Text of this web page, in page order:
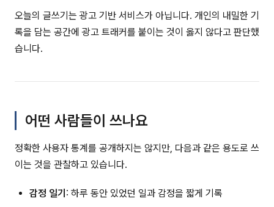
오늘의 글쓰기는 광고 기반 서비스가 아닙니다. 개인의 내밀한 기
록을 담는 공간에 광고 트래커를 붙이는 것이 옳지 않다고 판단했
습니다.
어떤 사람들이 쓰나요
정확한 사용자 통계를 공개하지는 않지만, 다음과 같은 용도로 쓰
이는 것을 관찰하고 있습니다.
감정 일기 : 하루 동안 있었던 일과 감정을 짧게 기록